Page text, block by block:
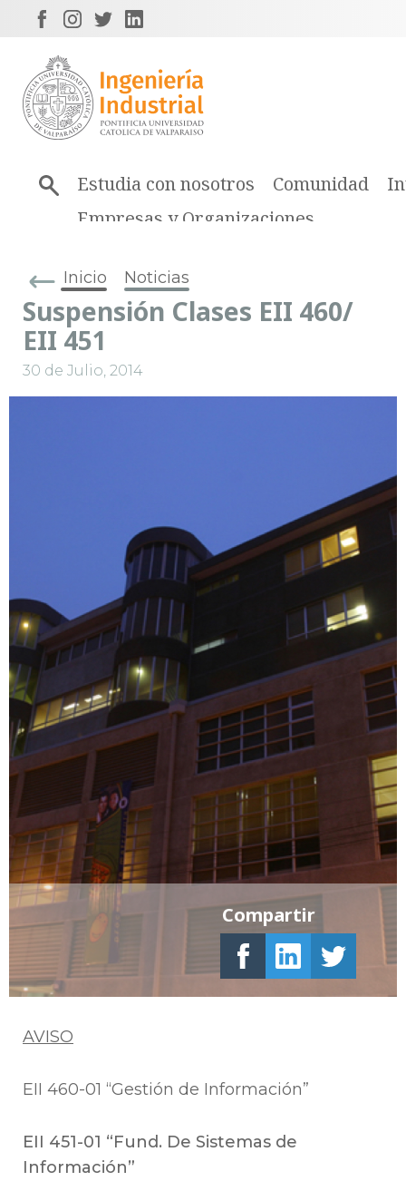
Estudia con nosotros Comunidad
Empresas y Organizaciones
Inicio Noticias
Suspensión Clases EII 460/
EII 451
30 de Julio, 2014
AVISO
EII 460-01 “Gestión de Información”
EII 451-01 “Fund. De Sistemas de
Información”
Compartir